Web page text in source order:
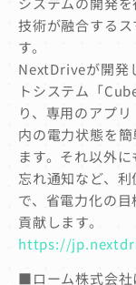
技術が融合する
す。
NextDriveが開発
トシステム「
り、専用のアプ
内の電力状態を
ます。それ以外
忘れ通知など、
で、省電力化の
貢献します。
https://
■ローム株式会社